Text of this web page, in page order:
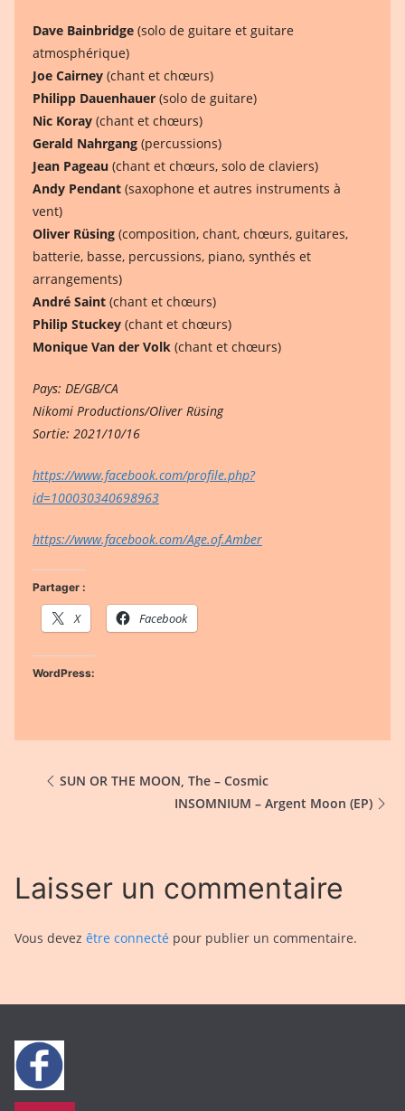
Dave Bainbridge (solo de guitare et guitare
atmosphérique)
Joe Cairney (chant et chœurs)
Philipp Dauenhauer (solo de guitare)
Nic Koray (chant et chœurs)
Gerald Nahrgang (percussions)
Jean Pageau (chant et chœurs, solo de claviers)
Andy Pendant (saxophone et autres instruments à
vent)
Oliver Rüsing (composition, chant, chœurs, guitares,
batterie, basse, percussions, piano, synthés et
arrangements)
André Saint (chant et chœurs)
Philip Stuckey (chant et chœurs)
Monique Van der Volk (chant et chœurs)
Pays: DE/GB/CA
Nikomi Productions/Oliver Rüsing
Sortie: 2021/10/16
https://www.facebook.com/profile.php?
id=100030340698963
https://www.facebook.com/Age.of.Amber
Partager :
X Facebook
WordPress:
SUN OR THE MOON, The – Cosmic
INSOMNIUM – Argent Moon (EP)
Laisser un commentaire
Vous devez être connecté pour publier un commentaire.